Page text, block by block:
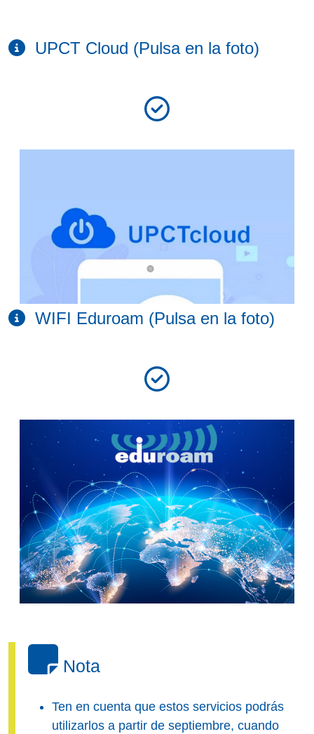
UPCT Cloud (Pulsa en la foto)
WIFI Eduroam (Pulsa en la foto)
Nota
Ten en cuenta que estos servicios podrás
utilizarlos a partir de septiembre, cuando